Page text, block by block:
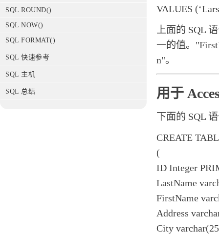
SQL ROUND()
SQL NOW()
SQL FORMAT()
SQL 快速参考
SQL 主机
SQL 总结
VALUES
上面的 SQL
一的值。
n"。
用于
下面的 SQL
CREATE
(
ID Integer
LastName
FirstName
Address
City